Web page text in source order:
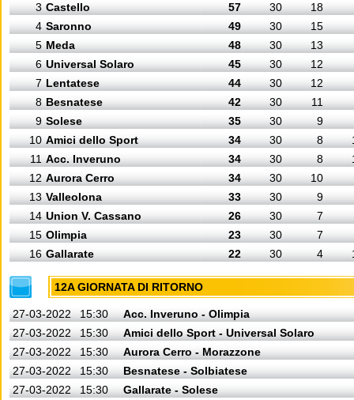
3 Castello 57 30
18
4 Saronno 49 30
15
5 Meda 48 30
13
6 Universal Solaro 45 30
12
7 Lentatese 44 30
12
8 Besnatese 42 30
11
9 Solese 35 30
9
10 Amici dello Sport 34 30 8
11 Acc. Inveruno 34 30 8
12 Aurora Cerro 34 30
10
13 Valleolona 33 30
9
14 Union V. Cassano 26 30
7
15 Olimpia 23 30
7
16 Gallarate 22 30 4
12A GIORNATA DI RITORNO
27-03-2022 15:30
Acc. Inveruno - Olimpia
27-03-2022
15:30
Amici dello Sport - Universal Solaro
27-03-2022
15:30
Aurora Cerro - Morazzone
27-03-2022
15:30
Besnatese - Solbiatese
27-03-2022
15:30
Gallarate - Solese